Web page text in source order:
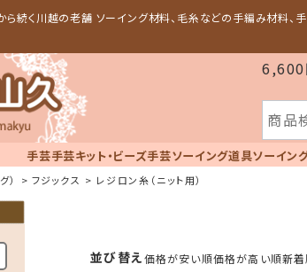
続く川越の老舗 ソーイング材料、毛糸などの手編み材料、
6,600
手芸手芸キット・ビーズ手芸ソーイング道具ソーイン
） フジックス レジロン糸（ニット用）
並び替え価格が安い順価格が高い順新